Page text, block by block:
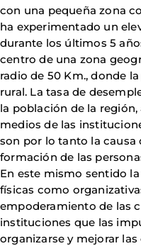
con una pequeña zona
ha experimentado un
durante los últimos 5
centro de una zona
radio de 50 Km., donde
rural. La tasa de
la población de la
medios de las
son por lo tanto la
formación de las
En este mismo sentido la
físicas como
empoderamiento de las
instituciones que las
organizarse y mejorar